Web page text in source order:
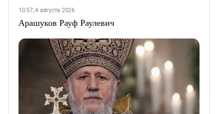
10:57, 4 августа 2026
Арашуков Рауф Раулевич